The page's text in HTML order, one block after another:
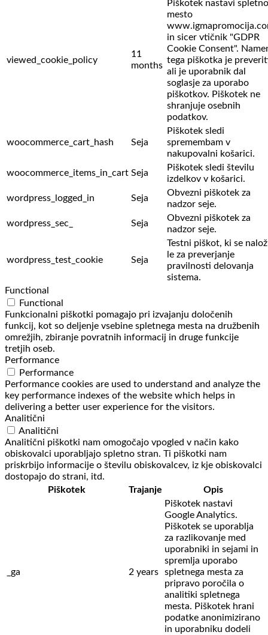
viewed_cookie_policy
11
months
Piškotek nastavi spletno
mesto
in sicer vtičnik "GDPR
Cookie Consent".
tega piškotka je
ali je uporabnik dal
soglasje za uporabo
piškotkov. Piškotek ne
shranjuje osebnih
podatkov.
woocommerce_cart_hash Seja
Piškotek sledi
spremembam v
nakupovalni košarici.
woocommerce_items_in_cart Seja
Piškotek sledi številu
izdelkov v košarici.
wordpress_logged_in
Seja
Obvezni piškotek za
nadzor seje.
wordpress_sec_
Seja
Obvezni piškotek za
nadzor seje.
wordpress_test_cookie Seja
Testni piškot, ki se
le za preverjanje
pravilnosti delovanja
sistema.
Functional
Functional
Funkcionalni piškotki pomagajo pri izvajanju določenih
funkcij, kot so deljenje vsebine spletnega mesta na družbenih
omrežjih, zbiranje povratnih informacij in druge funkcije
tretjih oseb.
Performance
Performance
Performance cookies are used to understand and analyze the
key performance indexes of the website which helps in
delivering a better user experience for the visitors.
Analitični
Analitični
Analitični piškotki nam omogočajo vpogled v način kako
obiskovalci uporabljajo spletno stran. Ti piškotki nam
priskrbijo informacije o številu obiskovalcev, iz kje obiskovalci
dostopajo do strani, itd.
Piškotek
Trajanje Opis
_ga 2 years
Piškotek nastavi
Google Analytics.
Piškotek se uporablja
za razlikovanje med
uporabniki in sejami in
spremlja uporabo
spletnega mesta za
pripravo poročila o
analitiki spletnega
mesta. Piškotek hrani
podatke anonimizirano
in uporabniku dodeli